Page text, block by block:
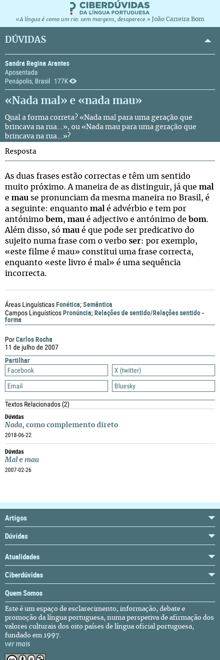
«A língua é como um rio: sem margens, desaparece.» João Carreira Bom
DÚVIDAS
Sandra Regina Arantes
Aposentada
Penápolis, Brasil
177K
«Nada mal» e «nada mau»
Qual a forma correta? «Nada mal para uma geração que
brincava na rua...», ou «Nada mau para uma geração que
brincava na rua...»?
PorCarlos Rocha
11 de julho de 2007
Partilhar
Facebook
X (twitter)
Email
Bluesky
Textos Relacionados(2)
Dúvidas
Nada, como complemento direto
2018-06-22
Dúvidas
Mal e mau
2007-02-26
Resposta
As duas frases estão correctas e têm um sentido
muito próximo. A maneira de as distinguir, já que mal
e mau se pronunciam da mesma maneira no Brasil, é
a seguinte: enquanto mal
é advérbio e tem por
antónimo bem, mau é adjectivo e antónimo de bom.
Além disso, só mau é que pode ser predicativo do
sujeito numa frase com o verbo ser: por exemplo,
«este filme é mau» constitui uma frase correcta,
enquanto «este livro é mal» é uma sequência
incorrecta.
Áreas LinguísticasFonética;Semântica
Campos LinguísticosPronúncia;Relações de sentido/Relações sentido -
forma
Artigos
Dúvidas
Atualidades
Ciberdúvidas
Quem Somos
Este é um espaço de esclarecimento, informação, debate e
promoção da língua portuguesa, numa perspetiva de afirmação dos
valores culturais dos oito países de língua oficial portuguesa,
fundado em 1997.
ver mais